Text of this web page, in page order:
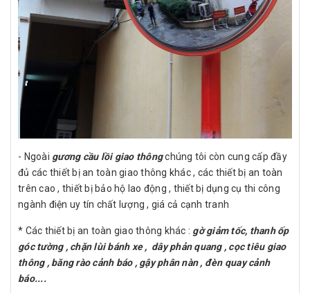
- Ngoài gương cầu lồi giao thôngchúng tôi còn cung cấp đầy
đủ các thiết bị an toàn giao thông khác , các thiết bị an toàn
trên cao , thiết bị bảo hộ lao động , thiết bị dụng cụ thi công
ngành điện uy tín chất lượng , giá cả cạnh tranh
* Các thiết bị an toàn giao thông khác : gờ giảm tốc, thanh ốp
góc tường , chặn lùi bánh xe , dây phản quang , cọc tiêu giao
thông , băng rào cảnh báo , gậy phân nàn , đèn quay cảnh
báo....